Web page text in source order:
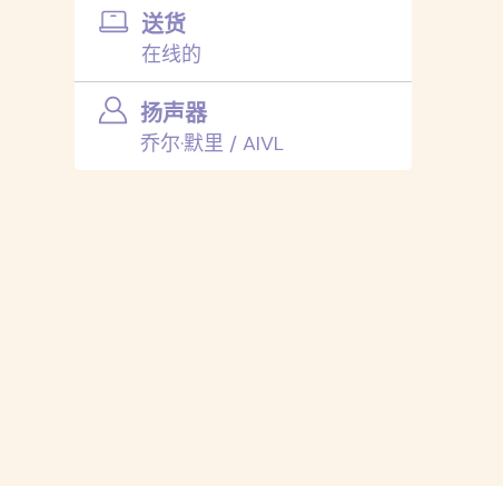
送货
在线的
扬声器
乔尔·默里 / AIVL